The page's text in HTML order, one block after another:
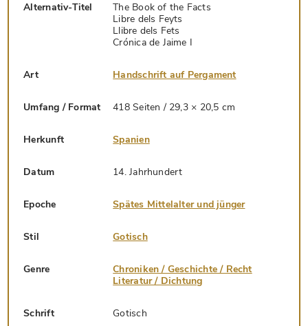
Alternativ-Titel
The Book of the Facts
Libre dels Feyts
Llibre dels Fets
Crónica de Jaime I
Art Handschrift auf Pergament
Umfang / Format 418 Seiten / 29,3 × 20,5 cm
Herkunft Spanien
Datum 14. Jahrhundert
Epoche Spätes Mittelalter und jünger
Stil Gotisch
Genre
Chroniken / Geschichte / Recht
Literatur / Dichtung
Schrift Gotisch